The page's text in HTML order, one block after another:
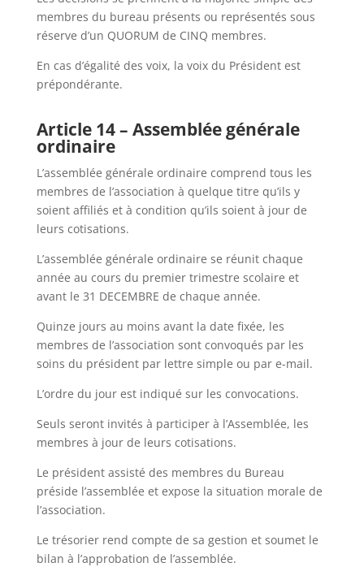
membres du bureau présents ou représentés sous
réserve d’un QUORUM de CINQ membres.
En cas d’égalité des voix, la voix du Président est
prépondérante.
Article 14 – Assemblée générale
ordinaire
L’assemblée générale ordinaire comprend tous les
membres de l’association à quelque titre qu’ils y
soient affiliés et à condition qu’ils soient à jour de
leurs cotisations.
L’assemblée générale ordinaire se réunit chaque
année au cours du premier trimestre scolaire et
avant le 31 DECEMBRE de chaque année.
Quinze jours au moins avant la date fixée, les
membres de l’association sont convoqués par les
soins du président par lettre simple ou par e-mail.
L’ordre du jour est indiqué sur les convocations.
Seuls seront invités à participer à l’Assemblée, les
membres à jour de leurs cotisations.
Le président assisté des membres du Bureau
préside l’assemblée et expose la situation morale de
l’association.
Le trésorier rend compte de sa gestion et soumet le
bilan à l’approbation de l’assemblée.